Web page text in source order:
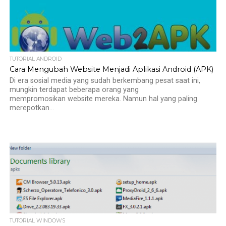
TUTORIAL ANDROID
Cara Mengubah Website Menjadi Aplikasi Android (APK)
Di era sosial media yang sudah berkembang pesat saat ini,
mungkin terdapat beberapa orang yang
mempromosikan website mereka. Namun hal yang paling
merepotkan...
TUTORIAL WINDOWS